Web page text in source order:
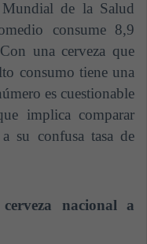
de la Salud
consume 8,9
una cerveza que
consumo tiene una
es cuestionable
implica comparar
su confusa tasa de
nacional a